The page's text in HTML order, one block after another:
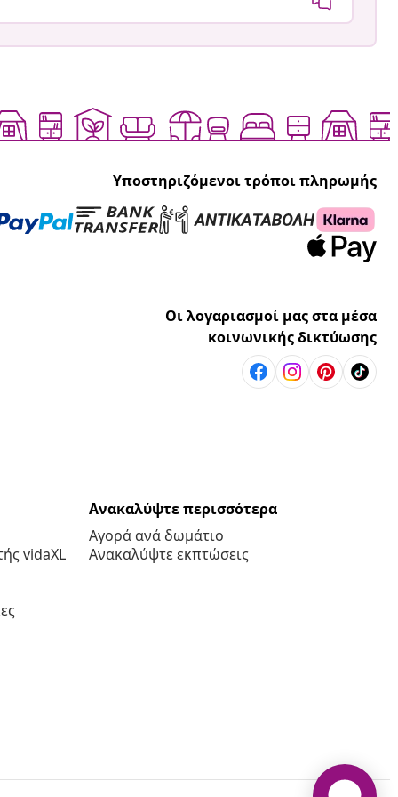
Υποστηριζόμενοι τρόποι πληρωμής
Οι λογαριασμοί μας στα μέσα
κοινωνικής δικτύωσης
vidaXL
Ανακαλύψτε περισσότερα
Αγορά ανά δωμάτιο
Ανακαλύψτε εκπτώσεις